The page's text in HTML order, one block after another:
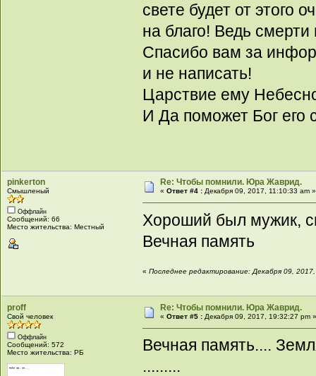
свете будет от этого
на благо! Ведь
Спасибо вам за
и не написать!
Царствие ему
И Да поможет Бог его
pinkerton
Смышленый
Оффлайн
Сообщений: 66
Место жительства: Местный
Re: Чтобы помнили. Юра Жаврид.
«Ответ #4 : Декабря 09, 2017, 11:10:33 am »
Хороший был мужик,
Вечная память
«Последнее редактирование: Декабря 09,
proff
Свой человек
Оффлайн
Сообщений: 572
Место жительства: РБ
Re: Чтобы помнили. Юра Жаврид.
«Ответ #5 : Декабря 09, 2017, 19:32:27 pm
Вечная память....
.........